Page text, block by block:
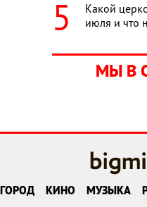
Какой
июля и что
МЫ В
ГОРОД КИНО МУЗЫКА